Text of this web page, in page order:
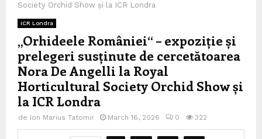
Society Orchid Show și la ICR Londra
ICR Londra
„Orhideele României“ – expoziție și
prelegeri susținute de cercetătoarea
Nora De Angelli la Royal
Horticultural Society Orchid Show și
la ICR Londra
de Ion Marius Tatomir March 16, 2026 0 322